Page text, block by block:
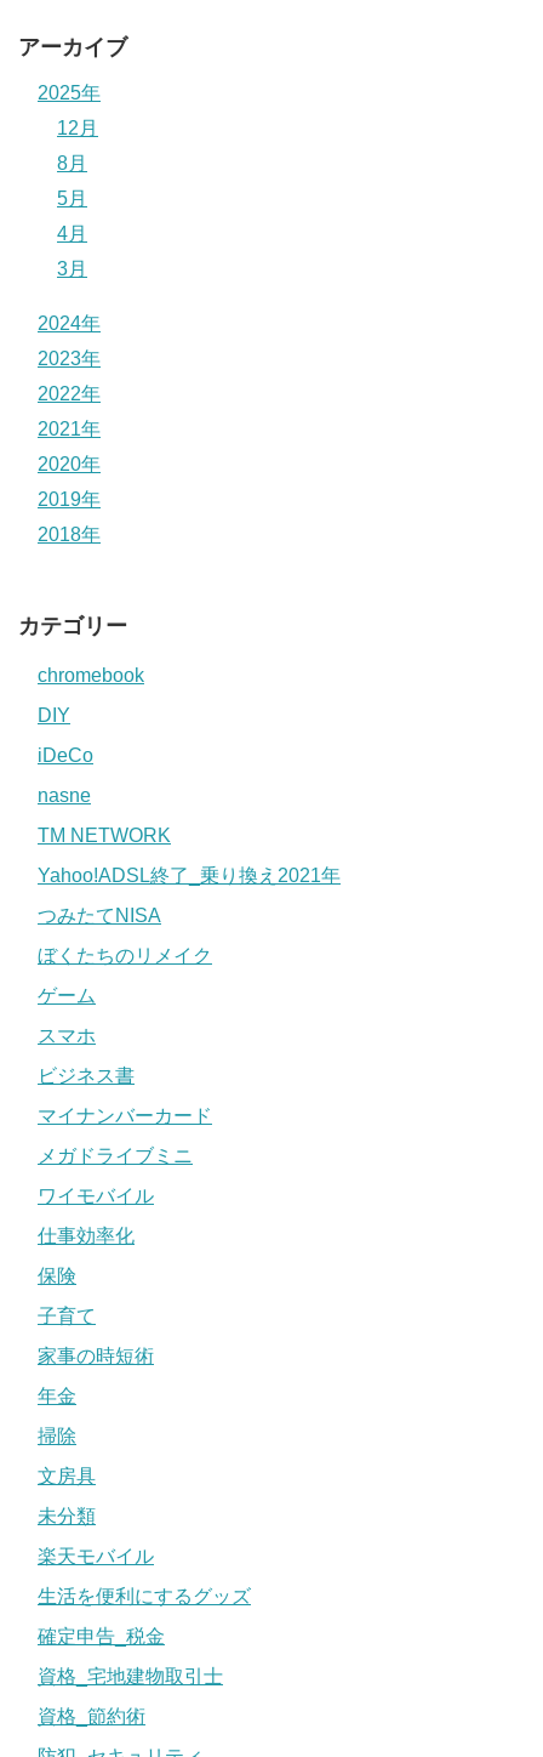
アーカイブ
2025年
12月
8月
5月
4月
3月
2024年
2023年
2022年
2021年
2020年
2019年
2018年
カテゴリー
chromebook
DIY
iDeCo
nasne
TM NETWORK
Yahoo!ADSL終了_乗り換え2021年
つみたてNISA
ぼくたちのリメイク
ゲーム
スマホ
ビジネス書
マイナンバーカード
メガドライブミニ
ワイモバイル
仕事効率化
保険
子育て
家事の時短術
年金
掃除
文房具
未分類
楽天モバイル
生活を便利にするグッズ
確定申告_税金
資格_宅地建物取引士
資格_節約術